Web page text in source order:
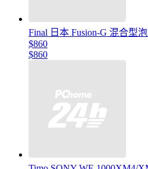
Final 日本 Fusion-G 混合型
$860
$860